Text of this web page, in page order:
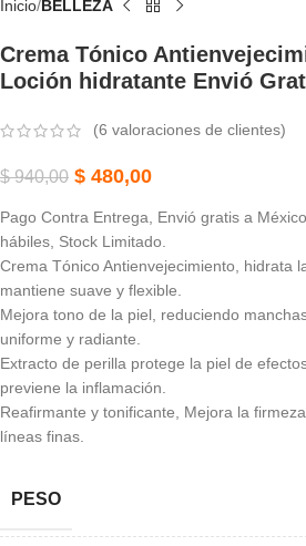
Inicio BELLEZA
Crema Tónico
Loción hidratante Envió
(6 valoraciones de clientes)
$940,00 $ 480,00
Pago Contra Entrega, Envió gratis a
hábiles, Stock Limitado.
Crema Tónico Antienvejecimiento, hidrata
mantiene suave y flexible.
Mejora tono de la piel, reduciendo
uniforme y radiante.
Extracto de perilla protege la piel de
previene la inflamación.
Reafirmante y tonificante, Mejora la
líneas finas.
PESO